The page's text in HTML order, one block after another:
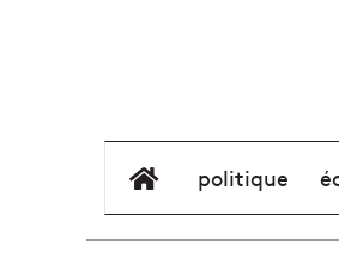
élément de menu
politique